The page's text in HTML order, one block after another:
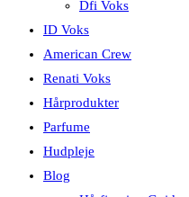
Dfi Voks
ID Voks
American Crew
Renati Voks
Hårprodukter
Parfume
Hudpleje
Blog